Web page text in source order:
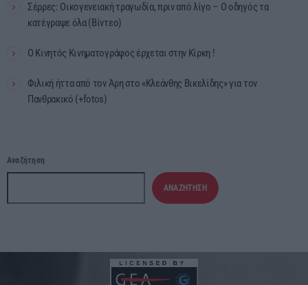
Σέρρες: Οικογενειακή τραγωδία, πριν από λίγο – Ο οδηγός τα
κατέγραψε όλα (Βίντεο)
Ο Κινητός Κινηματογράφος έρχεται στην Κίρκη !
Φιλική ήττα από τον Άρη στο «Κλεάνθης Βικελίδης» για τον
Πανθρακικό (+fotos)
Αναζήτηση
ΑΝΑΖΉΤΗΣΗ